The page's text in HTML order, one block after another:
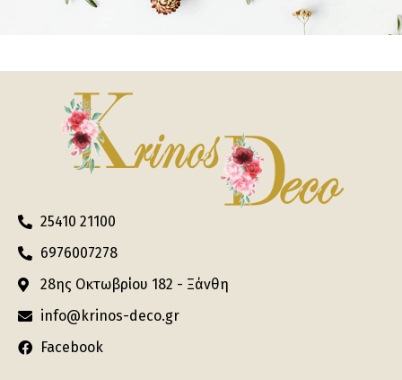
25410 21100
6976007278
28ης Οκτωβρίου 182 - Ξάνθη
info@krinos-deco.gr
Facebook